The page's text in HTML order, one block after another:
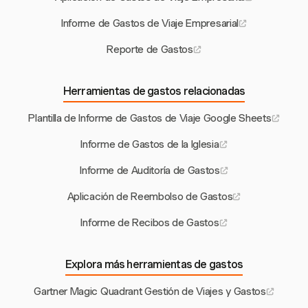
Informe de Gastos de Viaje Empresarial
Reporte de Gastos
Herramientas de gastos relacionadas
Plantilla de Informe de Gastos de Viaje Google Sheets
Informe de Gastos de la Iglesia
Informe de Auditoría de Gastos
Aplicación de Reembolso de Gastos
Informe de Recibos de Gastos
Explora más herramientas de gastos
Gartner Magic Quadrant Gestión de Viajes y Gastos